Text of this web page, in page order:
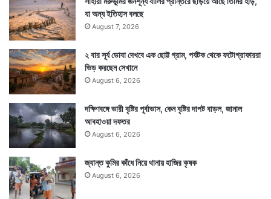
যা অন্য ইতিহাস বলছে
August 7, 2026
২ বার সূর্য ডোবা দেখবে এক ছোট্ট গ্রাম, পর্যটক থেকে ফটোগ্রাফাররা
ভিড় করছেন সেখানে
August 6, 2026
দক্ষিণবঙ্গে ভারী বৃষ্টির পূর্বাভাস, কেন বৃষ্টির দাপট বাড়ল, জানাল
আবহাওয়া দফতর
August 6, 2026
জ্যান্ত কুমির কাঁধে নিয়ে থানায় হাজির কৃষক
August 6, 2026